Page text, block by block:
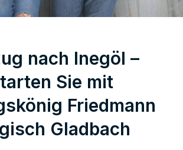
nach Inegöl –
Sie mit
Friedmann
Gladbach